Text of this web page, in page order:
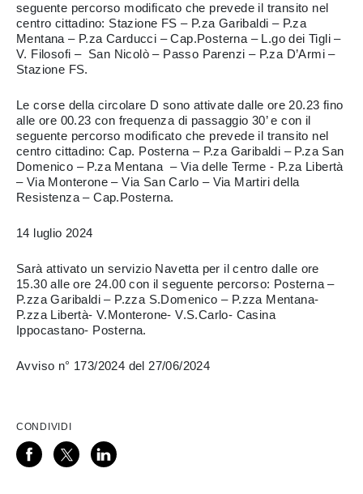
seguente percorso modificato che prevede il transito nel
centro cittadino: Stazione FS – P.za Garibaldi – P.za
Mentana – P.za Carducci – Cap.Posterna – L.go dei Tigli –
V. Filosofi – San Nicolò – Passo Parenzi – P.za D’Armi –
Stazione FS.
Le corse della circolare D sono attivate dalle ore 20.23 fino
alle ore 00.23 con frequenza di passaggio 30’ e con il
seguente percorso modificato che prevede il transito nel
centro cittadino: Cap. Posterna – P.za Garibaldi – P.za San
Domenico – P.za Mentana – Via delle Terme - P.za Libertà
– Via Monterone – Via San Carlo – Via Martiri della
Resistenza – Cap.Posterna.
14 luglio 2024
Sarà attivato un servizio Navetta per il centro dalle ore
15.30 alle ore 24.00 con il seguente percorso: Posterna –
P.zza Garibaldi – P.zza S.Domenico – P.zza Mentana-
P.zza Libertà- V.Monterone- V.S.Carlo- Casina
Ippocastano- Posterna.
Avviso n° 173/2024 del 27/06/2024
CONDIVIDI